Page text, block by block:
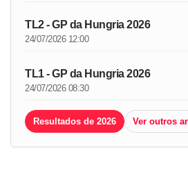
TL2 - GP da Hungria 2026
24/07/2026 12:00
TL1 - GP da Hungria 2026
24/07/2026 08:30
Resultados de 2026 Ver outros